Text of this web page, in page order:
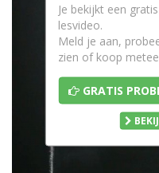
Je bekijkt een
lesvideo.
Meld je aan,
zien of koop
GRATIS